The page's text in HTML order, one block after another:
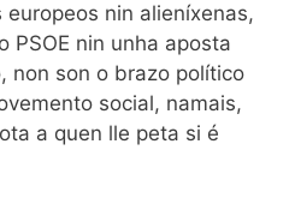
nin alieníxenas,
PSOE nin unha aposta
non son o brazo político
social, namais,
a quen lle peta si é